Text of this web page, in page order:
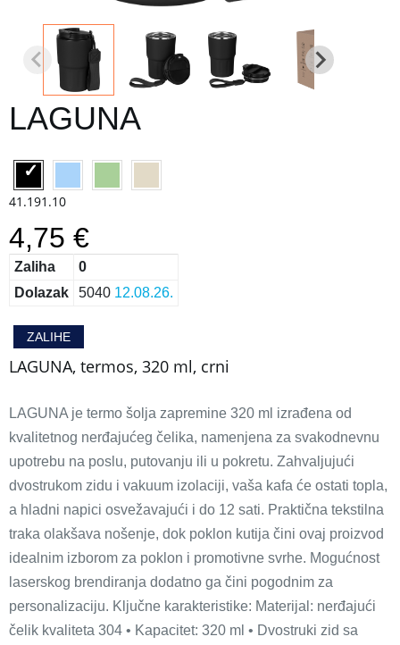
LAGUNA
41.191.10
4,75 €
Zaliha
0
Dolazak
5040 12.08.26.
ZALIHE
LAGUNA, termos, 320 ml, crni
LAGUNA je termo šolja zapremine 320 ml izrađena od
kvalitetnog nerđajućeg čelika, namenjena za svakodnevnu
upotrebu na poslu, putovanju ili u pokretu. Zahvaljujući
dvostrukom zidu i vakuum izolaciji, vaša kafa će ostati topla,
a hladni napici osvežavajući i do 12 sati. Praktična tekstilna
traka olakšava nošenje, dok poklon kutija čini ovaj proizvod
idealnim izborom za poklon i promotivne svrhe. Mogućnost
laserskog brendiranja dodatno ga čini pogodnim za
personalizaciju. Ključne karakteristike: Materijal: nerđajući
čelik kvaliteta 304 • Kapacitet: 320 ml • Dvostruki zid sa